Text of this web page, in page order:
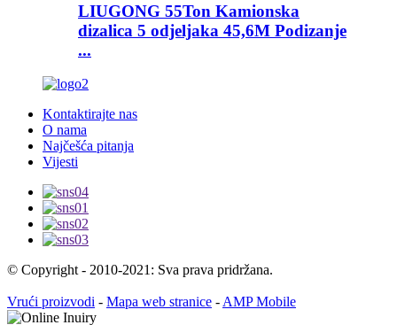
LIUGONG 55Ton Kamionska
dizalica 5 odjeljaka 45,6M Podizanje
...
Kontaktirajte nas
O nama
Najčešća pitanja
Vijesti
© Copyright - 2010-2021: Sva prava pridržana.
Vrući proizvodi - Mapa web stranice - AMP Mobile